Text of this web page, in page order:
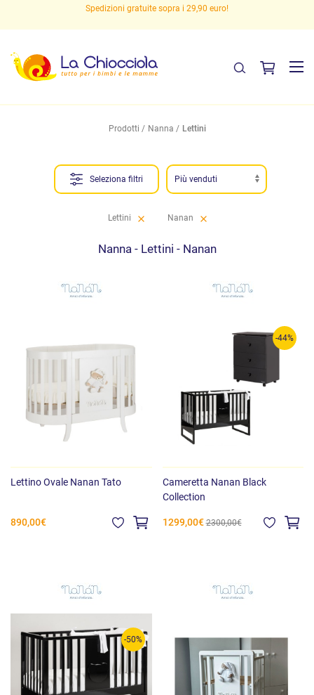
Spedizioni gratuite sopra i 29,90 euro!
Prodotti Nanna Lettini
Seleziona filtri
Lettini Nanan
Nanna - Lettini - Nanan
Lettino Ovale Nanan Tato
890,00€
-44%
Cameretta Nanan Black
Collection
1299,00€ 2300,00€
-50%